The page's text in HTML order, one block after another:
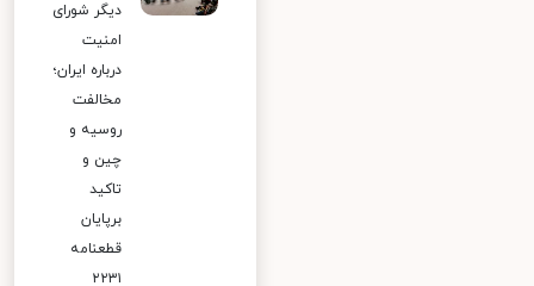
دیگر شورای
امنیت
درباره ایران؛
مخالفت
روسیه و
چین و
تاکید
برپایان
قطعنامه
۲۲۳۱